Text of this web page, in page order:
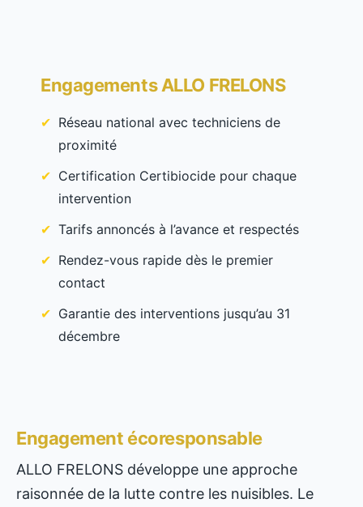
Engagements ALLO FRELONS
Réseau national avec techniciens de
proximité
Certification Certibiocide pour chaque
intervention
Tarifs annoncés à l’avance et respectés
Rendez-vous rapide dès le premier
contact
Garantie des interventions jusqu’au 31
décembre
Engagement écoresponsable
ALLO FRELONS développe une approche
raisonnée de la lutte contre les nuisibles. Le